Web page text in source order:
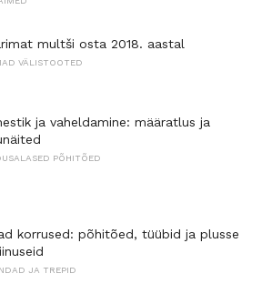
multši osta 2018. aastal
VÄLISTOOTED
ja vaheldamine: määratlus ja
PÕHITÕED
korrused: põhitõed, tüübid ja plusse
JA TREPID